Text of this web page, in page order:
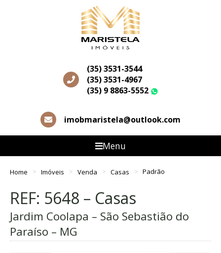
(35) 3531-3544
(35) 3531-4967
(35) 9 8863-5552
imobmaristela@outlook.com
Menu
Home Imóveis Venda Casas Padrão
REF: 5648 – Casas
Jardim Coolapa – São Sebastião do
Paraíso – MG